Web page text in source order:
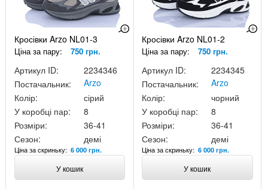
Кросівки Arzo NL01-3
Ціна за пару: 750 грн.
Артикул ID:
2234346
Постачальник:
Arzo
Колір:
сірий
У коробці пар:
8
Розміри:
36-41
Сезон:
демі
Ціна за скриньку: 6 000 грн.
У кошик
Кросівки Arzo NL01-2
Ціна за пару: 750 грн.
Артикул ID:
2234345
Постачальник:
Arzo
Колір:
чорний
У коробці пар:
8
Розміри:
36-41
Сезон:
демі
Ціна за скриньку:6 000 грн.
У кошик